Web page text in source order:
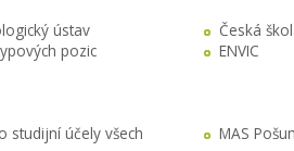
ústav
Česká
pozic
ENVIC
studijní účely všech
MAS